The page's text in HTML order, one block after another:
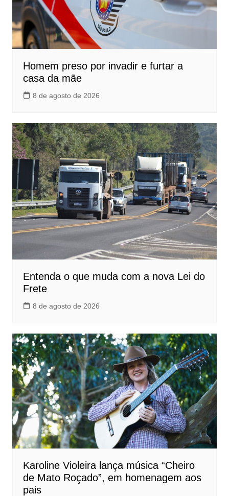
Homem preso por invadir e furtar a
casa da mãe
8 de agosto de 2026
Entenda o que muda com a nova Lei do
Frete
8 de agosto de 2026
Karoline Violeira lança música “Cheiro
de Mato Roçado”, em homenagem aos
pais